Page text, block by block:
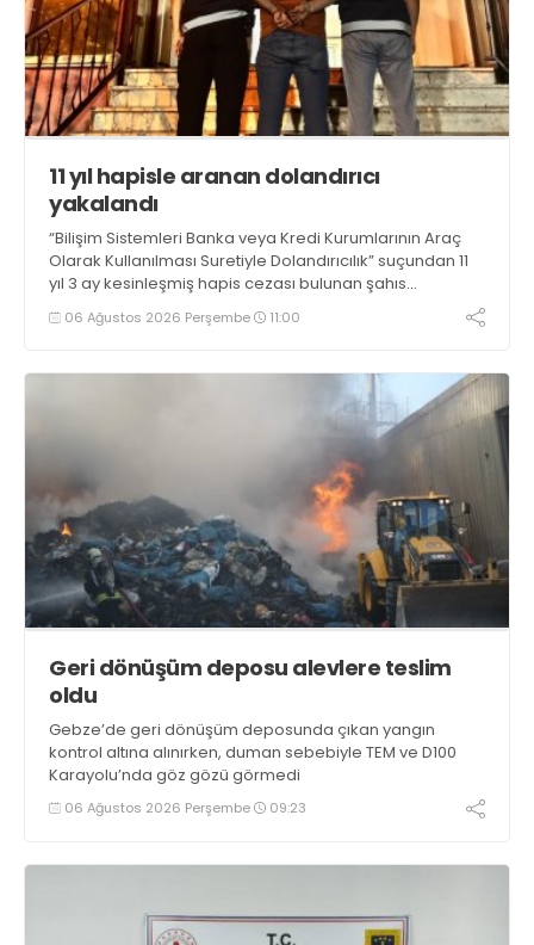
11 yıl hapisle aranan dolandırıcı
yakalandı
“Bilişim Sistemleri Banka veya Kredi Kurumlarının Araç
Olarak Kullanılması Suretiyle Dolandırıcılık” suçundan 11
yıl 3 ay kesinleşmiş hapis cezası bulunan şahıs
yakalandı
06 Ağustos 2026 Perşembe 11:00
Geri dönüşüm deposu alevlere teslim
oldu
Gebze’de geri dönüşüm deposunda çıkan yangın
kontrol altına alınırken, duman sebebiyle TEM ve D100
Karayolu’nda göz gözü görmedi
06 Ağustos 2026 Perşembe 09:23